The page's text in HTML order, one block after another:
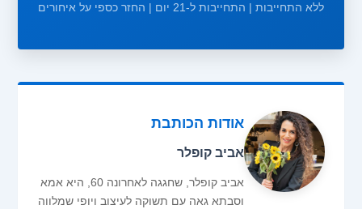
ללא התחייבות | התחייבות ל-21 יום | החזר כספי על איחורים
אודות הכותבת
אביב קופלר
אביב קופלר, שחגגה לאחרונה 60, היא אמא
וסבתא גאה עם תשוקה לעיצוב ויופי שמלווה